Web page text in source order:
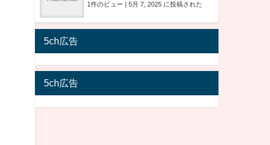
1件のビュー | 5月 7, 2025 に投稿された
5ch広告
5ch広告